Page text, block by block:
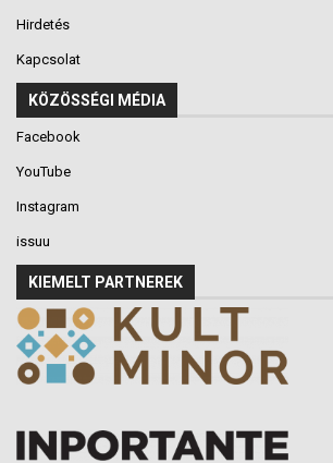
Hirdetés
Kapcsolat
KÖZÖSSÉGI MÉDIA
Facebook
YouTube
Instagram
issuu
KIEMELT PARTNEREK